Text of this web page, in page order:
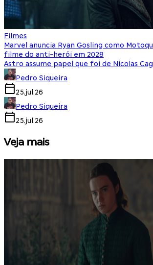
Filmes
Marvel anuncia Ryan Gosling como
filme do anti-herói em 2028
Astro assume papel que foi de Nicolas
Pedro Siqueira
25.jul.26
Pedro Siqueira
25.jul.26
Veja mais